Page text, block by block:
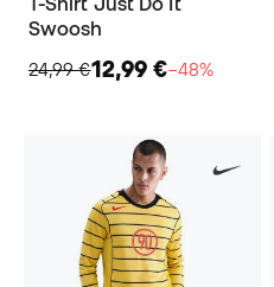
Swoosh
24,99 €12,99 €−48%